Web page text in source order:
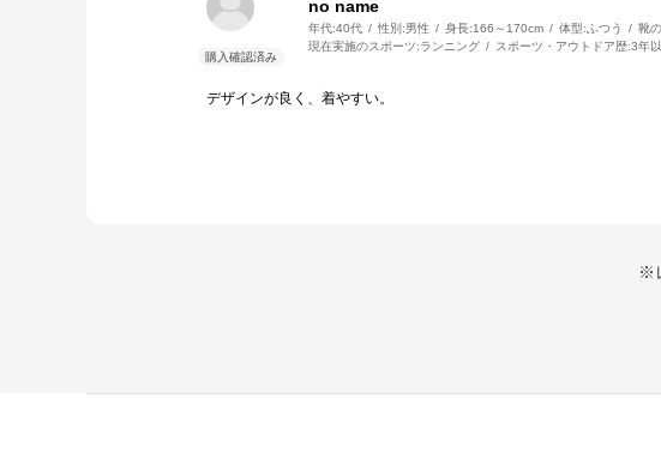
no name
年代:40代 性別:男性 身長:166～170cm 体型: ふつう 靴
現在実施のスポーツ:ランニング スポーツ・アウトドア歴:3年
デザインが良く、着やすい。
※